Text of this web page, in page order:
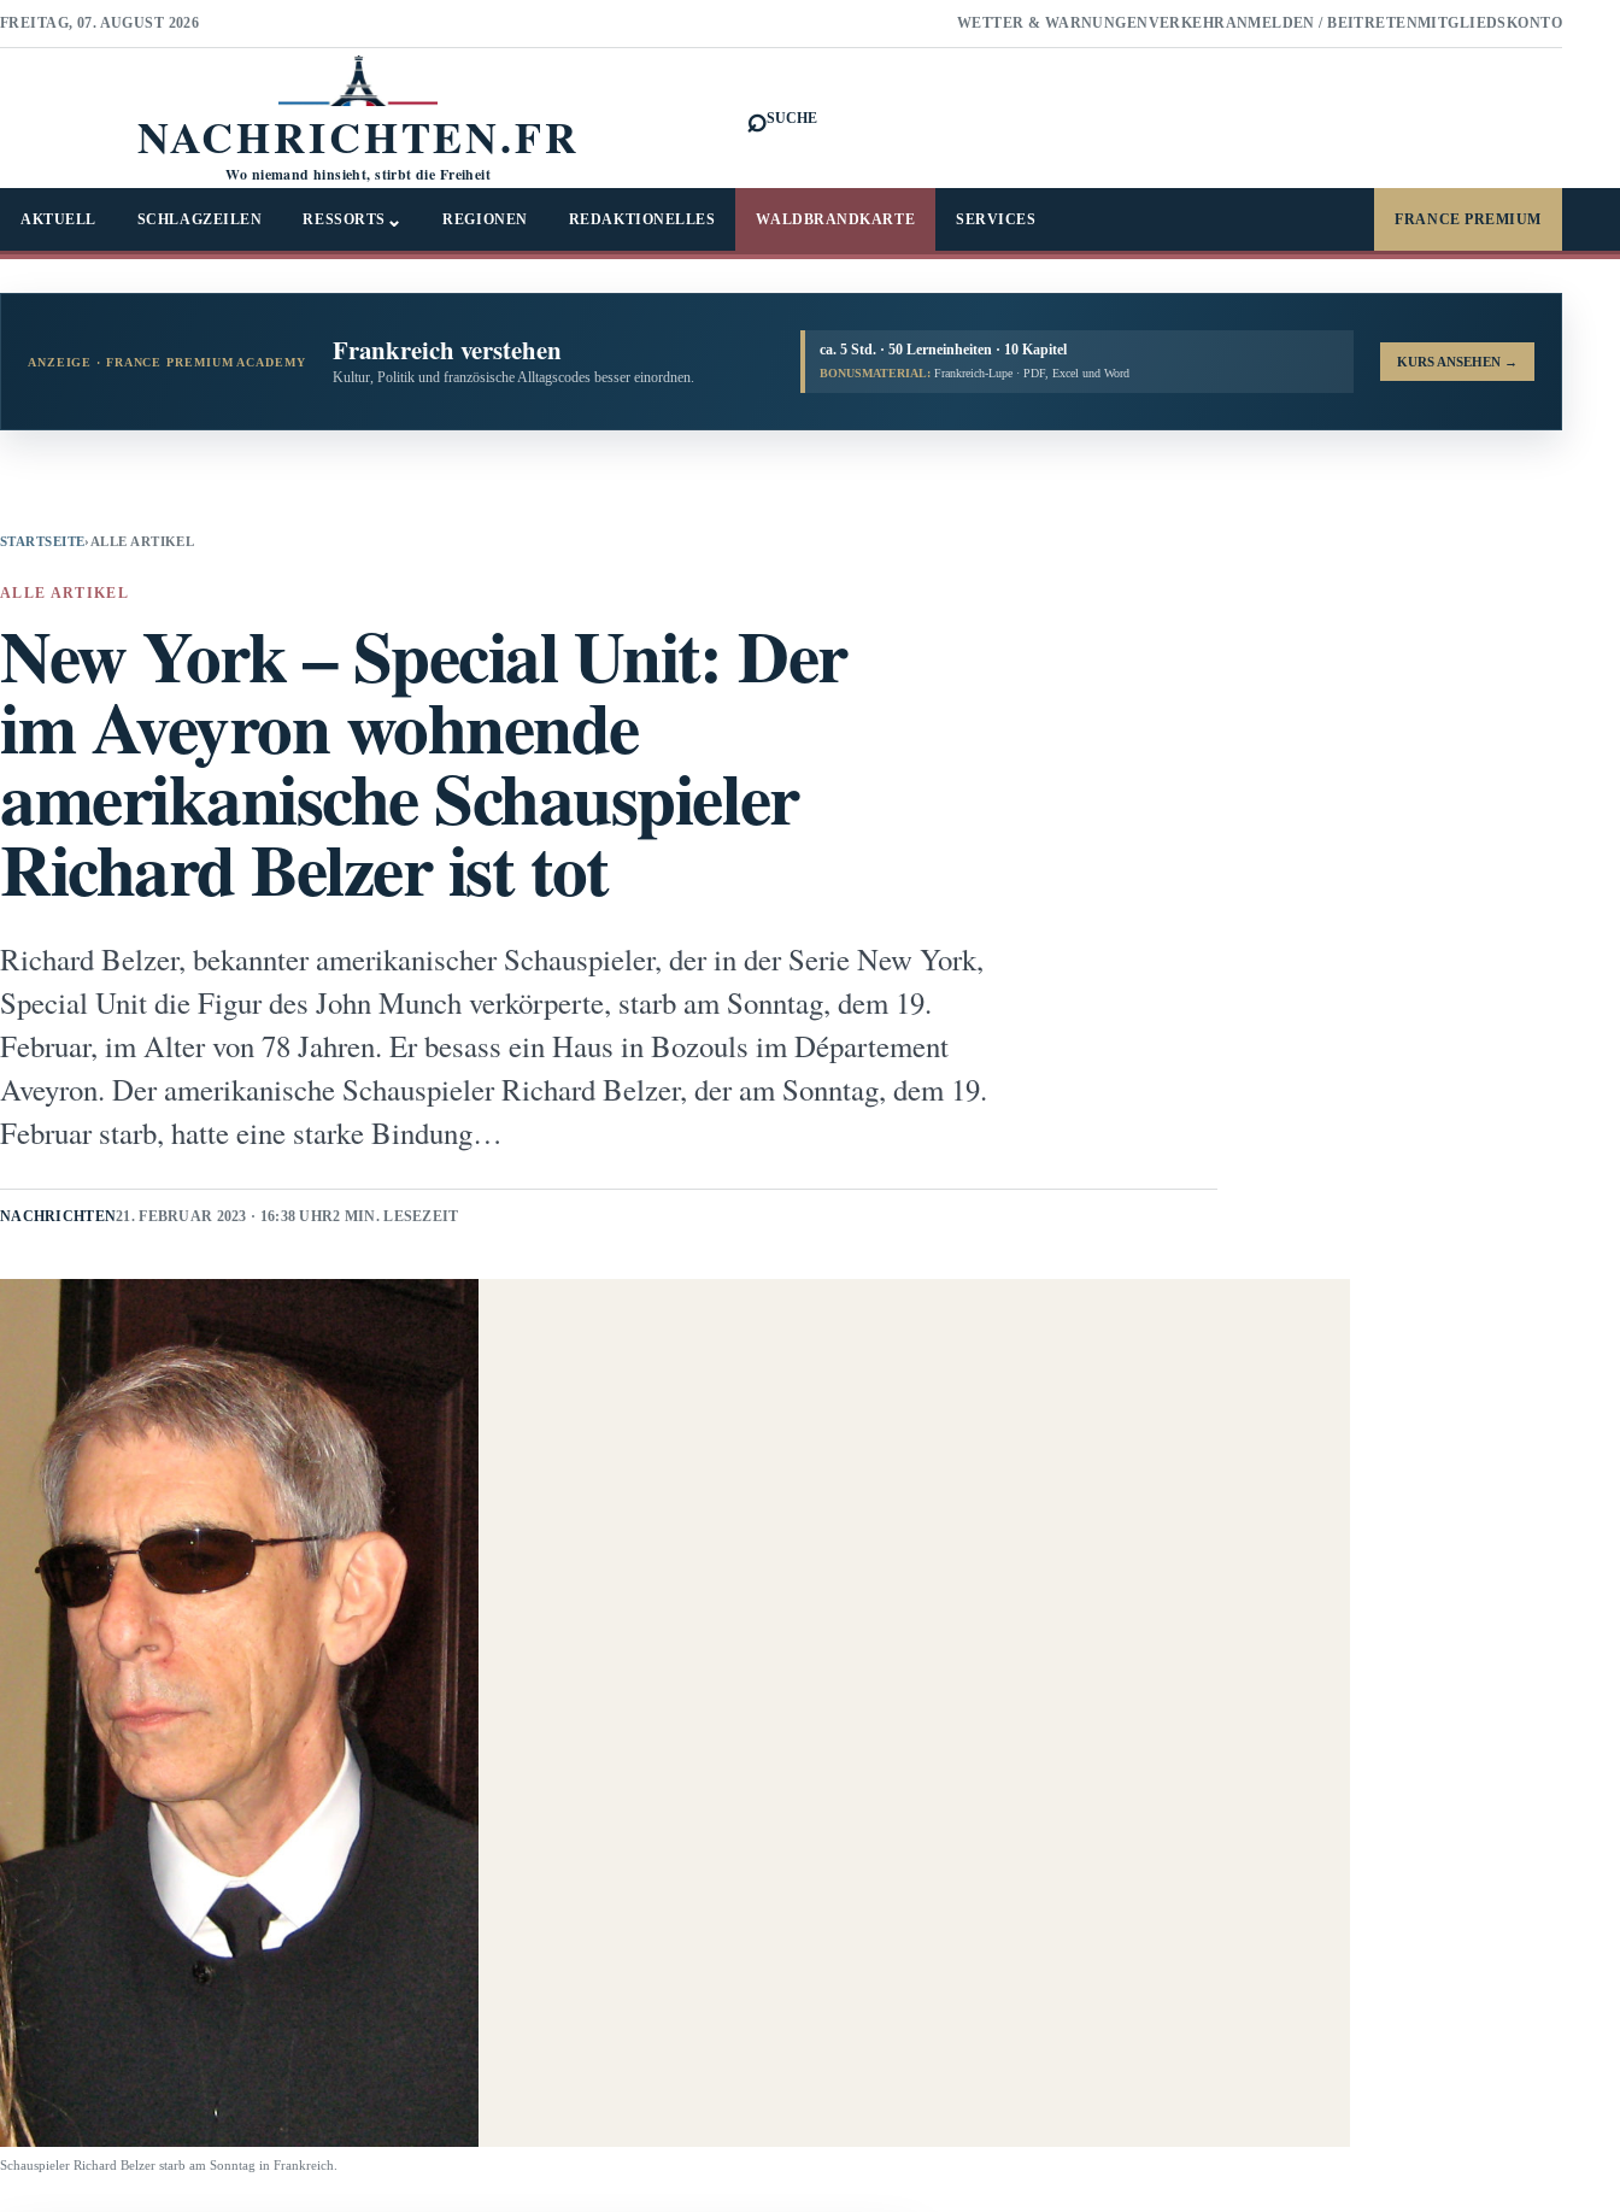
FREITAG, 07. AUGUST 2026 WETTER & WARNUNGENVERKEHRANMELDEN / BEITRETENMITGLIEDSKONTO
NACHRICHTEN.FR
Wo niemand hinsieht, stirbt die Freiheit
⌕SUCHE
AKTUELL SCHLAGZEILEN RESSORTS ⌄ REGIONEN REDAKTIONELLES WALDBRANDKARTE SERVICES FRANCE PREMIUM
ANZEIGE · FRANCE PREMIUM ACADEMY Frankreich verstehen
Kultur, Politik und französische Alltagscodes besser einordnen.
ca. 5 Std. · 50 Lerneinheiten · 10 Kapitel
BONUSMATERIAL: Frankreich-Lupe · PDF, Excel und Word
KURS ANSEHEN →
STARTSEITE› ALLE ARTIKEL
ALLE ARTIKEL
New York – Special Unit: Der
im Aveyron wohnende
amerikanische Schauspieler
Richard Belzer ist tot
Richard Belzer, bekannter amerikanischer Schauspieler, der in der Serie New York,
Special Unit die Figur des John Munch verkörperte, starb am Sonntag, dem 19.
Februar, im Alter von 78 Jahren. Er besass ein Haus in Bozouls im Département
Aveyron. Der amerikanische Schauspieler Richard Belzer, der am Sonntag, dem 19.
Februar starb, hatte eine starke Bindung…
NACHRICHTEN21. FEBRUAR 2023 · 16:38 UHR2 MIN. LESEZEIT
Schauspieler Richard Belzer starb am Sonntag in Frankreich.